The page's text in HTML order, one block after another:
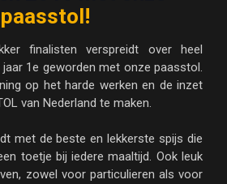
paasstol!
finalisten verspreidt over heel
1e geworden met onze paasstol.
op het harde werken en de inzet
van Nederland te maken.
met de beste en lekkerste spijs die
toetje bij iedere maaltijd. Ook leuk
zowel voor particulieren als voor